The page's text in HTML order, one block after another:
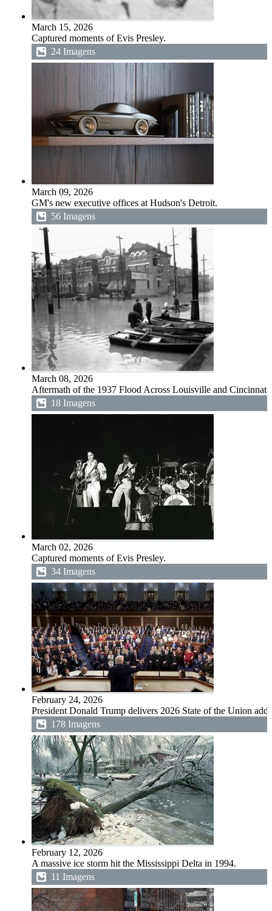
March 15, 2026
Captured moments of Evis Presley.
24 Imagens
March 09, 2026
GM's new executive offices at Hudson's Detroit.
56 Imagens
March 08, 2026
Aftermath of the 1937 Flood Across Louisville and Cincinnati.
18 Imagens
March 02, 2026
Captured moments of Evis Presley.
34 Imagens
February 24, 2026
President Donald Trump delivers 2026 State of the Union
178 Imagens
February 12, 2026
A massive ice storm hit the Mississippi Delta in 1994.
11 Imagens